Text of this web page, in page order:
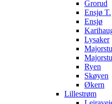
Grorud
Ensjø T.
Ensjø
Lysaker
Ryen
Skøyen
Økern
Lillestrøm